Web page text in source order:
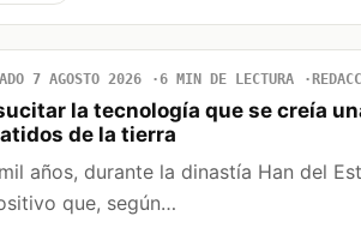
7 AGOSTO 2026 6 MIN DE LECTURA
la tecnología que se creía
de la tierra
años, durante la dinastía Han del
que, según…